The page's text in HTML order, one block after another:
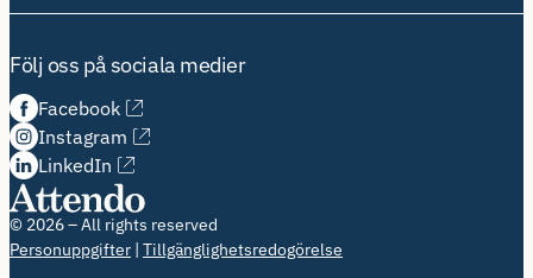
Följ oss på sociala medier
Facebook
Instagram
LinkedIn
© 2026 – All rights reserved
Personuppgifter Tillgänglighetsredogörelse